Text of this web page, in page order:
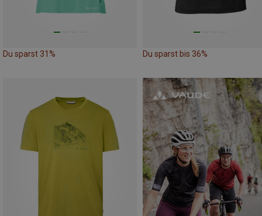
Du sparst 31% Du sparst bis 36%